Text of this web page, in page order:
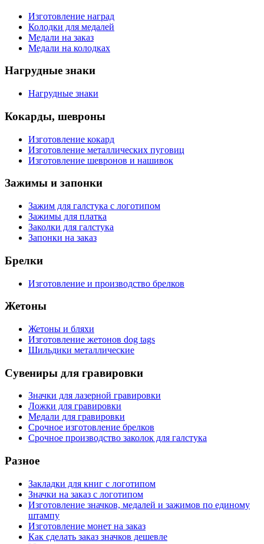
Изготовление наград
Колодки для медалей
Медали на заказ
Медали на колодках
Нагрудные знаки
Нагрудные знаки
Кокарды, шевроны
Изготовление кокард
Изготовление металлических пуговиц
Изготовление шевронов и нашивок
Зажимы и запонки
Зажим для галстука с логотипом
Зажимы для платка
Заколки для галстука
Запонки на заказ
Брелки
Изготовление и производство брелков
Жетоны
Жетоны и бляхи
Изготовление жетонов dog tags
Шильдики металлические
Сувениры для гравировки
Значки для лазерной гравировки
Ложки для гравировки
Медали для гравировки
Срочное изготовление брелков
Срочное производство заколок для галстука
Разное
Закладки для книг с логотипом
Значки на заказ с логотипом
Изготовление значков, медалей и зажимов по единому
штампу
Изготовление монет на заказ
Как сделать заказ значков дешевле